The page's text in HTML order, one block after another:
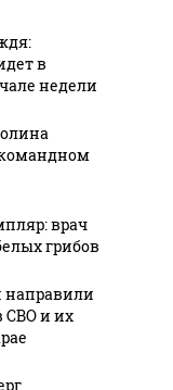
в
недели
врач
грибов
направили
СВО и их